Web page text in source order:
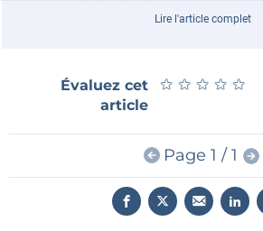
hautes fréquences
maison & automobile
Certaines de ces réalisations sont
une forme succincte, d'autres sont
Lire l'article complet
Évaluez cet
article
★ ★ ★ ★ ★
★ ★ ★ ★ ★
Page 1 / 1